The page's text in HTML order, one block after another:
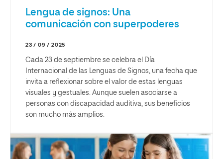
Lengua de signos: Una
comunicación con superpoderes
23 / 09 / 2025
Cada 23 de septiembre se celebra el Día
Internacional de las Lenguas de Signos, una fecha que
invita a reflexionar sobre el valor de estas lenguas
visuales y gestuales. Aunque suelen asociarse a
personas con discapacidad auditiva, sus beneficios
son mucho más amplios.